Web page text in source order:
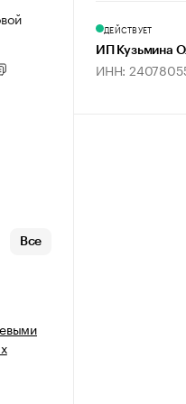
Все
ДЕЙСТВУЕТ
ИП Кузьмина
ИНН: